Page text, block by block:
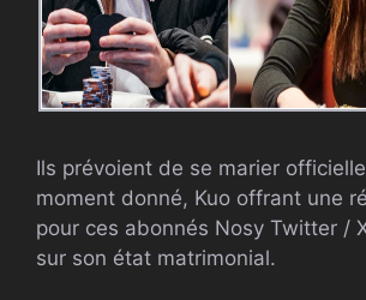
Ils prévoient de se marier
moment donné, Kuo offrant une
pour ces abonnés Nosy Twitter /
sur son état matrimonial.